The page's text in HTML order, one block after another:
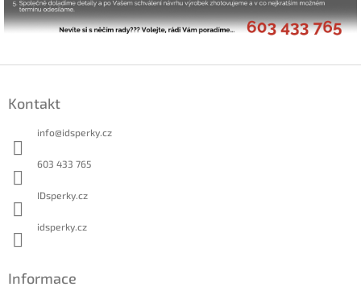
Kontakt
info@idsperky.cz
603 433 765
IDsperky.cz
idsperky.cz
Informace